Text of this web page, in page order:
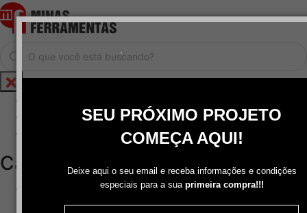
.
SEU PRÓXIMO PROJETO
COMEÇA AQUI!
Deixe aqui o seu email e receba informações e condições
especiais para a sua primeira compra!!!
Cadastrar / Logar
Central de Atendimento
Categorias
Disco de Corte